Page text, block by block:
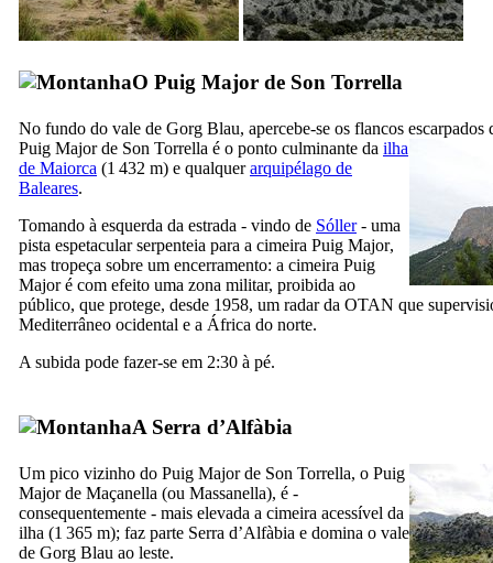
O Puig Major de Son Torrella
No fundo do vale de Gorg Blau, apercebe-se os flancos escarpados
Puig Major de Son Torrella é o ponto culminante da ilha
de Maiorca (1 432 m) e qualquerarquipélago de
Baleares.
Tomando à esquerda da estrada - vindo de Sóller- uma
pista espetacular serpenteia para a cimeira Puig Major,
mas tropeça sobre um encerramento: a cimeira Puig
Majoré com efeito uma zona militar, proibida ao
público, que protege, desde 1958, um radar da OTAN que
Mediterrâneo ocidental e a África do norte.
A subida pode fazer-se em 2:30 à pé.
A Serra d’Alfàbia
Um pico vizinho do Puig Major de Son Torrella, o Puig
Major de Maçanella (ou Massanella), é -
consequentemente - mais elevada a cimeira acessível da
ilha (1 365 m); faz parte Serra d’Alfàbia e domina o vale
de Gorg Blau ao leste.